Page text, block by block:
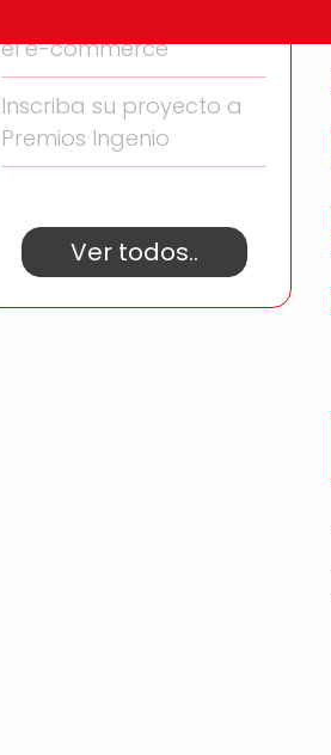
el e-commerce
Inscriba su proyecto a
Premios Ingenio
Ver todos..